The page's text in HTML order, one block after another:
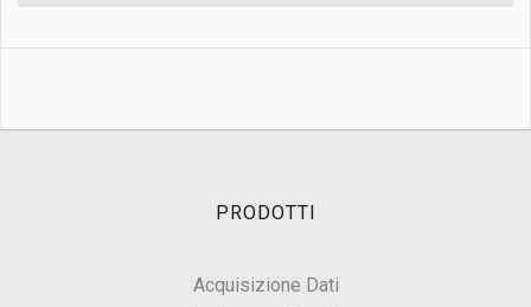
PRODOTTI
Acquisizione Dati